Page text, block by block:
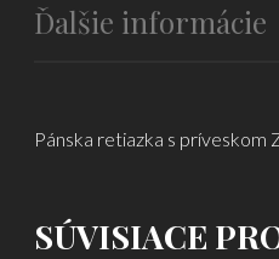
Ďalšie informácie
Pánska retiazka s príveskom
SÚVISIACE